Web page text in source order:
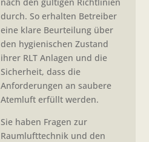
durch. So erhalten Betreiber
eine klare Beurteilung über
den hygienischen Zustand
ihrer RLT Anlagen und die
Sicherheit, dass die
Anforderungen an saubere
Atemluft erfüllt werden.
Sie haben Fragen zur
Raumlufttechnik und den